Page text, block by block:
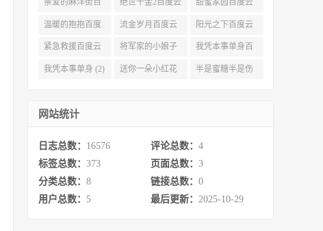
亲爱的麻洋街百
度云资源 (3)
绝世千金2百度云
(3)
甜蜜家园百度云
(3)
温暖的抱抱百度
云 (3)
流金岁月百度云
完整网盘 (3)
阳光之下百度云
(3)
紧急救援百度云
资源 (2)
将军家的小娘子
百度云 (2)
我凭本事单身百
度云资源 (2)
我凭本事单身 (2) 送你一朵小红花 半是蜜糖半是伤
网站统计
日志总数： 16576 评论总数： 4
标签总数： 373 页面总数： 3
分类总数： 8 链接总数： 0
用户总数： 5 最后更新： 2025-10-29